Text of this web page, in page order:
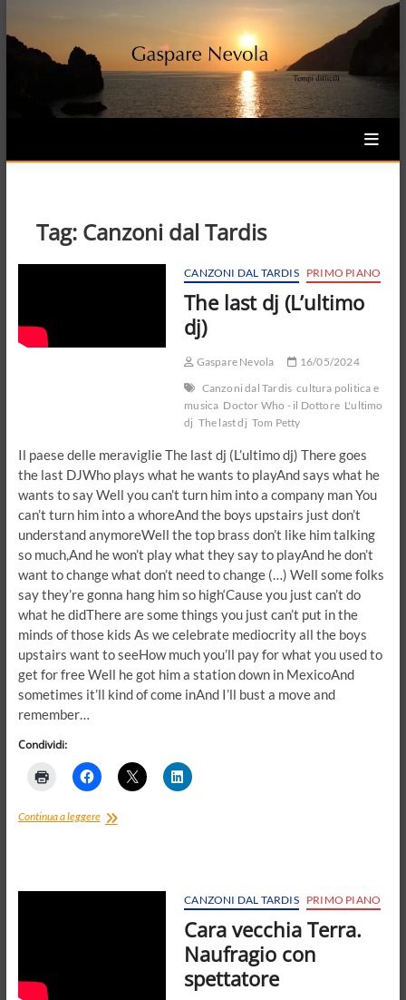
content
Tag: Canzoni dal Tardis
CANZONI DAL TARDIS PRIMO PIANO
The last dj (L’ultimo
dj)
Gaspare Nevola
16/05/2024
Canzoni dal Tardis cultura politica e
musica Doctor Who - il Dottore L'ultimo
dj The last dj Tom Petty
Il paese delle meraviglie The last dj (L’ultimo dj) There goes
the last DJWho plays what he wants to playAnd says what he
wants to say Well you can’t turn him into a company man You
can’t turn him into a whoreAnd the boys upstairs just don’t
understand anymoreWell the top brass don’t like him talking
so much,And he won’t play what they say to playAnd he don’t
want to change what don’t need to change (…) Well some folks
say they’re gonna hang him so high‘Cause you just can’t do
what he didThere are some things you just can’t put in the
minds of those kids As we celebrate mediocrity all the boys
upstairs want to seeHow much you’ll pay for what you used to
get for free Well he got him a station down in MexicoAnd
sometimes it’ll kind of come inAnd I’ll bust a move and
remember…
Condividi:
Continua a leggereThe
CANZONI DAL TARDIS
PRIMO PIANO
Cara vecchia Terra.
Naufragio con
spettatore